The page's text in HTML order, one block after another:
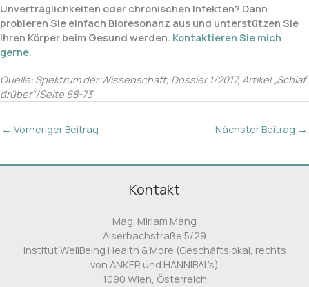
Unverträglichkeiten oder chronischen Infekten? Dann
probieren Sie einfach Bioresonanz aus und unterstützen Sie
Ihren Körper beim Gesund werden. Kontaktieren Sie mich
gerne.
Quelle: Spektrum der Wissenschaft, Dossier 1/2017, Artikel „Schlaf
drüber“/Seite 68-73
← Vorheriger Beitrag Nächster Beitrag →
Kontakt
Mag. Miriam Mang
Alserbachstraße 5/29
Institut WellBeing Health & More (Geschäftslokal, rechts
von ANKER und HANNIBAL’s)
1090 Wien, Österreich